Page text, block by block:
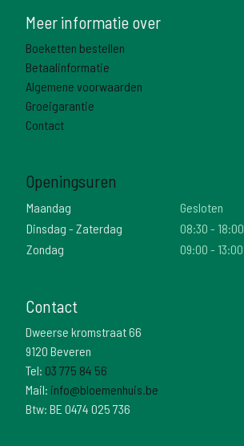
Meer informatie over
Boeketten bestellen
Betaalinformatie
Algemene voorwaarden
Groeigarantie
Contact
Openingsuren
Maandag
Gesloten
Dinsdag - Zaterdag
08:30 - 18:00
Zondag
09:00 - 13:00
Contact
Dweerse kromstraat 66
9120 Beveren
Tel: 03 775 84 56
Mail: info@bloemenhuis.be
Btw: BE 0474 025 736